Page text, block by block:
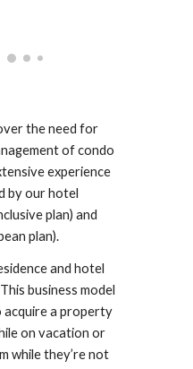
the need for
of condo
experience
by our hotel
plan) and
plan).
and hotel
business model
a property
on vacation or
while they’re not